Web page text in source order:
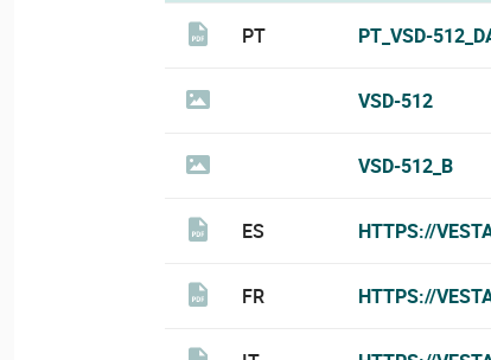
PT PT_VSD-
VSD-512
VSD-512_B
ES HTTPS://
FR HTTPS://